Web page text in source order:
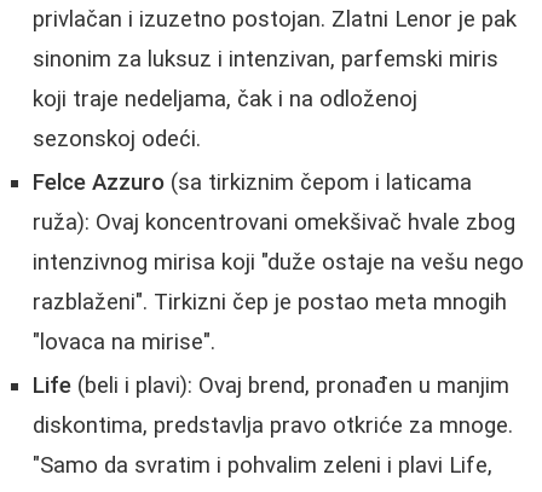
privlačan i izuzetno postojan. Zlatni Lenor je pak
sinonim za luksuz i intenzivan, parfemski miris
koji traje nedeljama, čak i na odloženoj
sezonskoj odeći.
Felce Azzuro (sa tirkiznim čepom i laticama
ruža): Ovaj koncentrovani omekšivač hvale zbog
intenzivnog mirisa koji "duže ostaje na vešu nego
razblaženi". Tirkizni čep je postao meta mnogih
"lovaca na mirise".
Life (beli i plavi): Ovaj brend, pronađen u manjim
diskontima, predstavlja pravo otkriće za mnoge.
"Samo da svratim i pohvalim zeleni i plavi Life,